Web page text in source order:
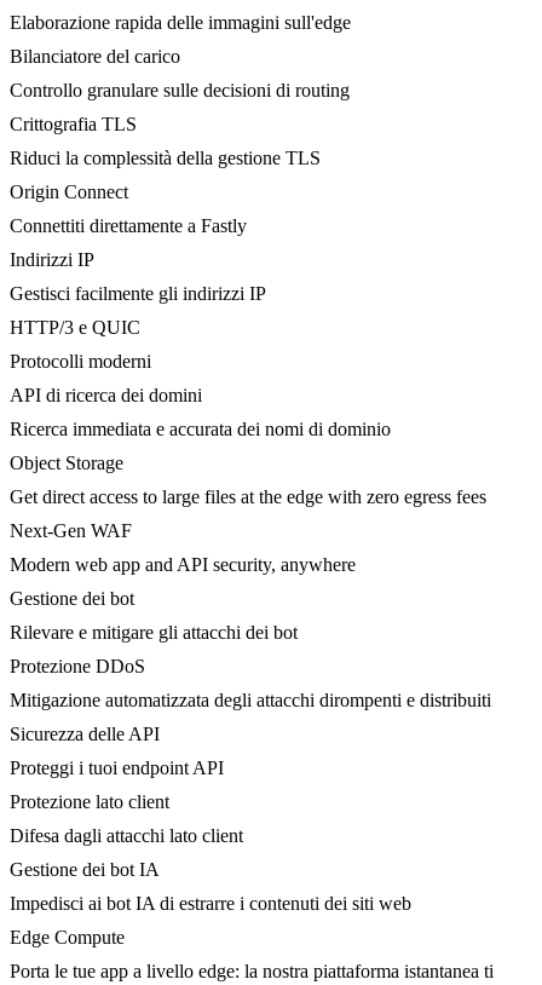
Elaborazione rapida delle immagini sull'edge
Bilanciatore del carico
Controllo granulare sulle decisioni di routing
Crittografia TLS
Riduci la complessità della gestione TLS
Origin Connect
Connettiti direttamente a Fastly
Indirizzi IP
Gestisci facilmente gli indirizzi IP
HTTP/3 e QUIC
Protocolli moderni
API di ricerca dei domini
Ricerca immediata e accurata dei nomi di dominio
Object Storage
Get direct access to large files at the edge with zero egress fees
Next-Gen WAF
Modern web app and API security, anywhere
Gestione dei bot
Rilevare e mitigare gli attacchi dei bot
Protezione DDoS
Mitigazione automatizzata degli attacchi dirompenti e distribuiti
Sicurezza delle API
Proteggi i tuoi endpoint API
Protezione lato client
Difesa dagli attacchi lato client
Gestione dei bot IA
Impedisci ai bot IA di estrarre i contenuti dei siti web
Edge Compute
Porta le tue app a livello edge: la nostra piattaforma istantanea ti